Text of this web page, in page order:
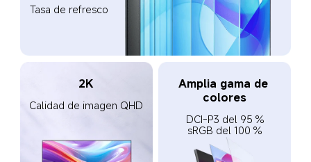
Tasa de refresco
2K
Calidad de imagen QHD
Amplia gama de
colores
DCI-P3 del 95 %
sRGB del 100 %